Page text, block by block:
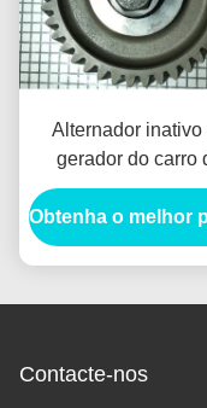
Alternador inativo
gerador do carro
pressão da
para a placa da
engrenagem
quietude do eixo de
Obtenha o melhor
Contacte-nos